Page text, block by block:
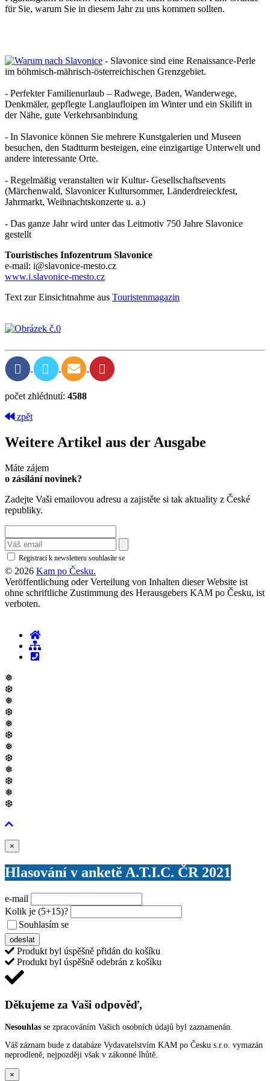
für Sie, warum Sie in diesem Jahr zu uns kommen sollten.
- Slavonice sind eine Renaissance-Perle
im böhmisch-mährisch-österreichischen Grenzgebiet.
- Perfekter Familienurlaub – Radwege, Baden, Wanderwege,
Denkmäler, gepflegte Langlaufloipen im Winter und ein Skilift in
der Nähe, gute Verkehrsanbindung
- In Slavonice können Sie mehrere Kunstgalerien und Museen
besuchen, den Stadtturm besteigen, eine einzigartige Unterwelt und
andere interessante Orte.
- Regelmäßig veranstalten wir Kultur- Gesellschaftsevents
(Märchenwald, Slavonicer Kultursommer, Länderdreieckfest,
Jahrmarkt, Weihnachtskonzerte u. a.)
- Das ganze Jahr wird unter das Leitmotiv 750 Jahre Slavonice
gestellt
Touristisches Infozentrum Slavonice
e-mail: i@slavonice-mesto.cz
www.i.slavonice-mesto.cz
Text zur Einsichtnahme aus Touristenmagazin
počet zhlédnutí: 4588
zpět
Weitere Artikel aus der Ausgabe
Máte zájem
o zásílání novinek?
Zadejte Vaši emailovou adresu a zajistěte si tak aktuality z České
republiky.
Registrací k newsletteru souhlasíte se
© 2026 Kam po Česku.
Veröffentlichung oder Verteilung von Inhalten dieser Website ist
ohne schriftliche Zustimmung des Herausgebers KAM po Česku, ist
verboten.
❅
❆
❅
❆
❅
❆
❅
❆
❅
❆
❅
❆
×
Hlasování v anketě A.T.I.C. ČR 2021
e-mail
Kolik je (5+15)?
Souhlasím se
odeslat
Produkt byl úspěšně přidán do košíku
Produkt byl úspěšně odebrán z košíku
Děkujeme za Vaši odpověď,
Nesouhlas se zpracováním Vašich osobních údajů byl zaznamenán.
Váš záznam bude z databáze Vydavatelstvím KAM po Česku s.r.o. vymazán
neprodleně, nejpozději však v zákonné lhůtě.
×